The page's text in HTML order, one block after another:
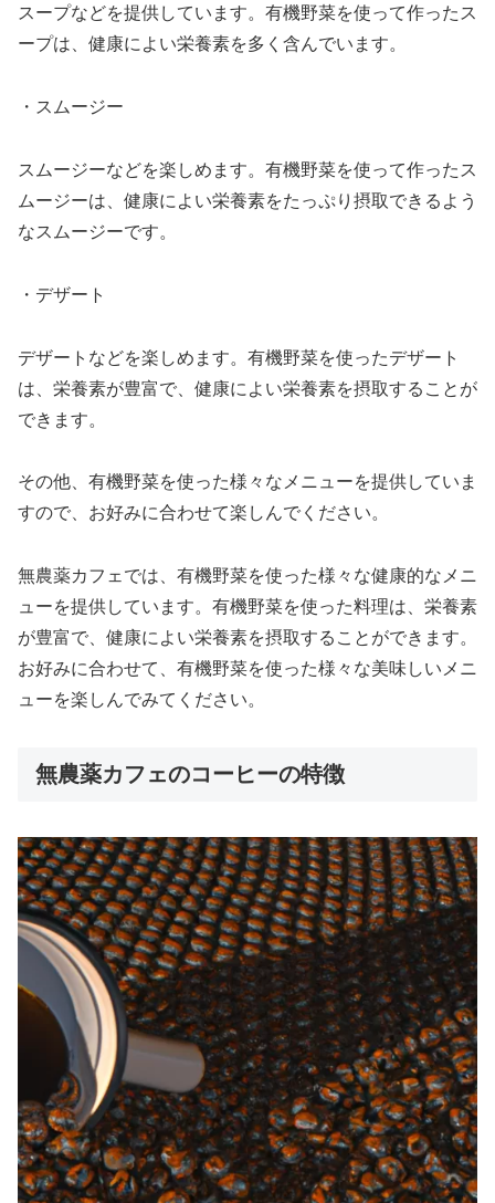
スープなどを提供しています。有機野菜を使って作ったス
ープは、健康によい栄養素を多く含んでいます。
・スムージー
スムージーなどを楽しめます。有機野菜を使って作ったス
ムージーは、健康によい栄養素をたっぷり摂取できるよう
なスムージーです。
・デザート
デザートなどを楽しめます。有機野菜を使ったデザート
は、栄養素が豊富で、健康によい栄養素を摂取することが
できます。
その他、有機野菜を使った様々なメニューを提供していま
すので、お好みに合わせて楽しんでください。
無農薬カフェでは、有機野菜を使った様々な健康的なメニ
ューを提供しています。有機野菜を使った料理は、栄養素
が豊富で、健康によい栄養素を摂取することができます。
お好みに合わせて、有機野菜を使った様々な美味しいメニ
ューを楽しんでみてください。
無農薬カフェのコーヒーの特徴